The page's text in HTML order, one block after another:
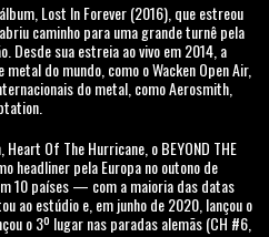
Lost In Forever (2016), que estreou
caminho para uma grande turnê pela
Desde sua estreia ao vivo em 2014, a
do mundo, como o Wacken Open Air,
do metal, como Aerosmith,
Of The Hurricane, o BEYOND THE
headliner pela Europa no outono de
10 países — com a maioria das datas
ao estúdio e, em junho de 2020, lançou o
o 3º lugar nas paradas alemãs (CH #6,